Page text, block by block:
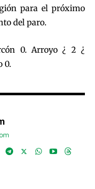
para el próximo
del paro.
0. Arroyo ¿ 2 ¿
0.